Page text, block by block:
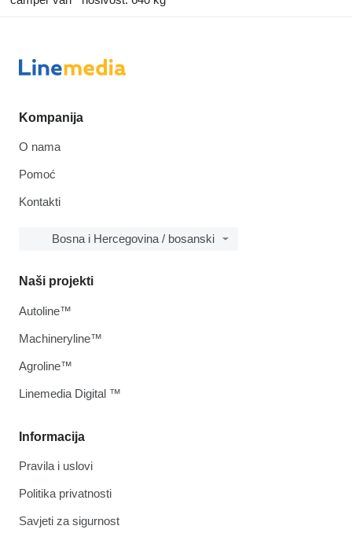
Kompanija
O nama
Pomoć
Kontakti
Bosna i Hercegovina / bosanski
Informacija
Pravila i uslovi
Politika privatnosti
Savjeti za sigurnost
Naši projekti
Autoline™
Machineryline™
Agroline™
Linemedia Digital ™